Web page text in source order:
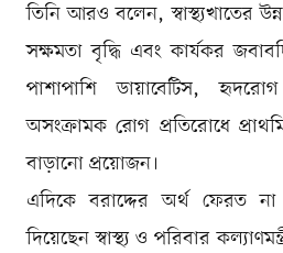
তিনি আরও বলেন, স্বাস্থ্যখাতের
সক্ষমতা বৃদ্ধি এবং কার্যকর
পাশাপাশি ডায়াবেটিস,
অসংক্রামক রোগ প্রতিরোধে
বাড়ানো প্রয়োজন।
এদিকে বরাদ্দের অর্থ ফেরত
দিয়েছেন স্বাস্থ্য ও পরিবার